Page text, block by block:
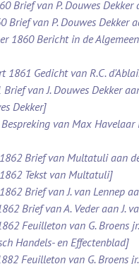
Brief van P. Douwes Dekker
Brief van P. Douwes Dekker
1860 Bericht in de
1861 Gedicht van R.C.
van J. Douwes Dekker
Dekker]
van Max Havelaar
Brief van Multatuli aan
Tekst van Multatuli]
Brief van J. van Lennep
Brief van A. Veder aan J.
Feuilleton van G. Broens
Handels- en Effectenblad]
Feuilleton van G. Broens